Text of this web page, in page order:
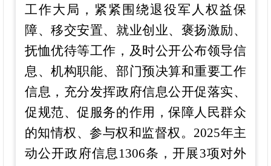
工作大局，紧紧围绕退役军人权益保
障、移交安置、就业创业、褒扬激励、
抚恤优待等工作，及时公开公布领导信
息、机构职能、 部门预决算和重要工作
信息， 充分发挥政府信息公开促落实、
促规范、促服务的作用，保障人民群众
的知情权、参与权和监督权。 2025年主
动公开政府信息1306条，开展3项对外